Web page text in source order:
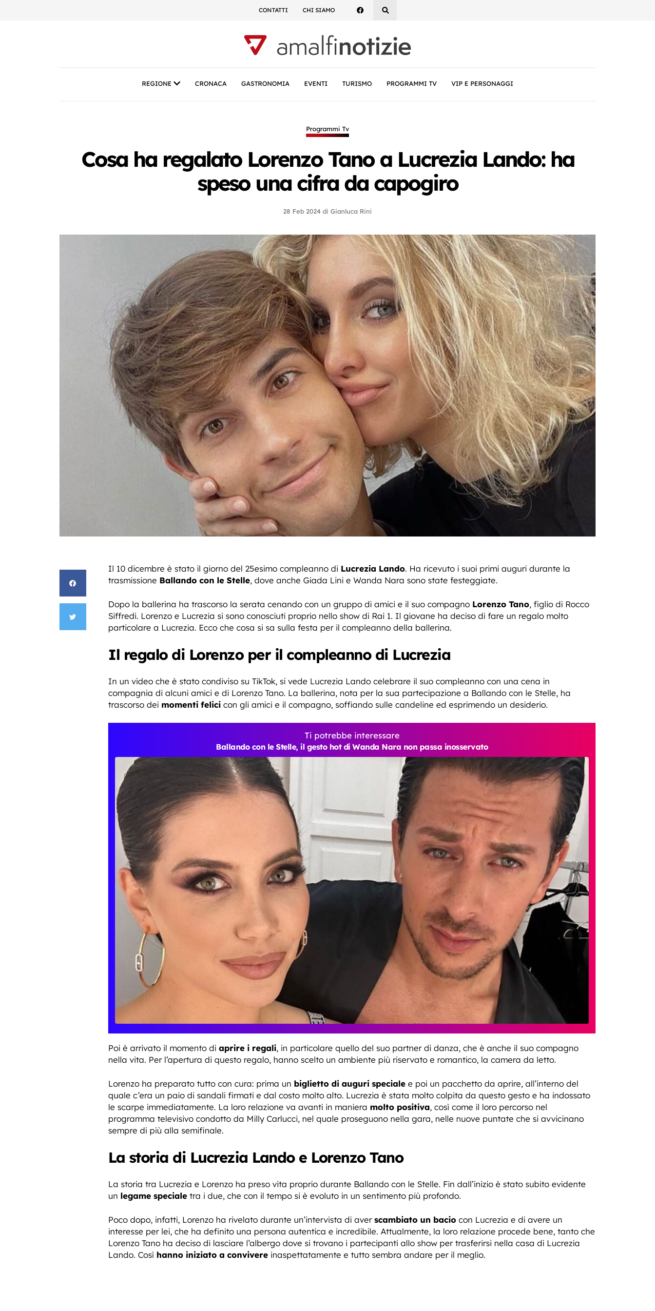
CONTATTI CHI SIAMO
REGIONE CRONACA GASTRONOMIA EVENTI TURISMO PROGRAMMI TV VIP E PERSONAGGI
Programmi Tv
Cosa ha regalato Lorenzo Tano a Lucrezia Lando: ha
speso una cifra da capogiro
28 Feb 2024 di Gianluca Rini
Il 10 dicembre è stato il giorno del 25esimo compleanno di Lucrezia Lando. Ha ricevuto i suoi primi auguri durante la
trasmissione Ballando con le Stelle, dove anche Giada Lini e Wanda Nara sono state festeggiate.
Dopo la ballerina ha trascorso la serata cenando con un gruppo di amici e il suo compagno Lorenzo Tano, figlio di Rocco
Siffredi. Lorenzo e Lucrezia si sono conosciuti proprio nello show di Rai 1. Il giovane ha deciso di fare un regalo molto
particolare a Lucrezia. Ecco che cosa si sa sulla festa per il compleanno della ballerina.
Il regalo di Lorenzo per il compleanno di Lucrezia
In un video che è stato condiviso su TikTok, si vede Lucrezia Lando celebrare il suo compleanno con una cena in
compagnia di alcuni amici e di Lorenzo Tano. La ballerina, nota per la sua partecipazione a Ballando con le Stelle, ha
trascorso dei momenti felici con gli amici e il compagno, soffiando sulle candeline ed esprimendo un desiderio.
Ti potrebbe interessare
Ballando con le Stelle, il gesto hot di Wanda Nara non passa inosservato
Poi è arrivato il momento di aprire i regali, in particolare quello del suo partner di danza, che è anche il suo compagno
nella vita. Per l’apertura di questo regalo, hanno scelto un ambiente più riservato e romantico, la camera da letto.
Lorenzo ha preparato tutto con cura: prima un biglietto di auguri speciale e poi un pacchetto da aprire, all’interno del
quale c’era un paio di sandali firmati e dal costo molto alto. Lucrezia è stata molto colpita da questo gesto e ha indossato
le scarpe immediatamente. La loro relazione va avanti in maniera molto positiva, così come il loro percorso nel
programma televisivo condotto da Milly Carlucci, nel quale proseguono nella gara, nelle nuove puntate che si avvicinano
sempre di più alla semifinale.
La storia di Lucrezia Lando e Lorenzo Tano
La storia tra Lucrezia e Lorenzo ha preso vita proprio durante Ballando con le Stelle. Fin dall’inizio è stato subito evidente
un legame speciale tra i due, che con il tempo si è evoluto in un sentimento più profondo.
Poco dopo, infatti, Lorenzo ha rivelato durante un’intervista di averscambiato un bacio con Lucrezia e di avere un
interesse per lei, che ha definito una persona autentica e incredibile. Attualmente, la loro relazione procede bene, tanto che
Lorenzo Tano ha deciso di lasciare l’albergo dove si trovano i partecipanti allo show per trasferirsi nella casa di Lucrezia
Lando. Così hanno iniziato a convivere inaspettatamente e tutto sembra andare per il meglio.